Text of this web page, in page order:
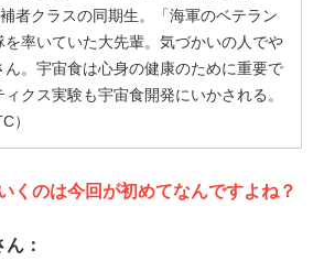
者クラスの同期生。「海軍のベテラン
率いていた大先輩。気づかいの人でや
ん。宇宙食は心身の健康のために重要で
クス実験も宇宙食開発にいかされる。
）
くのは今回が初めてなんですよね？
：